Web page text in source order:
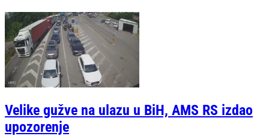
Velike gužve na ulazu u BiH, AMS RS izdao
upozorenje